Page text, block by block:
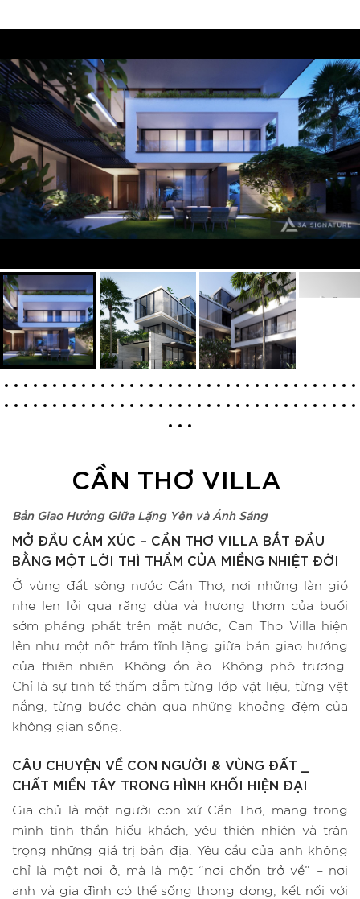
CẦN THƠ VILLA
Bản Giao Hưởng Giữa Lặng Yên và Ánh Sáng
MỞ ĐẦU CẢM XÚC – CẦN THƠ VILLA BẮT ĐẦU
BẰNG MỘT LỜI THÌ THẦM CỦA MIỀNG NHIỆT ĐỜI
Ở vùng đất sông nước Cần Thơ, nơi những làn gió
nhẹ len lỏi qua rặng dừa và hương thơm của buổi
sớm phảng phất trên mặt nước, Can Tho Villa hiện
lên như một nốt trầm tĩnh lặng giữa bản giao hưởng
của thiên nhiên. Không ồn ào. Không phô trương.
Chỉ là sự tinh tế thấm đẫm từng lớp vật liệu, từng vệt
nắng, từng bước chân qua những khoảng đệm của
không gian sống.
CÂU CHUYỆN VỀ CON NGƯỜI & VÙNG ĐẤT _
CHẤT MIỀN TÂY TRONG HÌNH KHỐI HIỆN ĐẠI
Gia chủ là một người con xứ Cần Thơ, mang trong
mình tinh thần hiếu khách, yêu thiên nhiên và trân
trọng những giá trị bản địa. Yêu cầu của anh không
chỉ là một nơi ở, mà là một “nơi chốn trở về” – nơi
anh và gia đình có thể sống thong dong, kết nối với